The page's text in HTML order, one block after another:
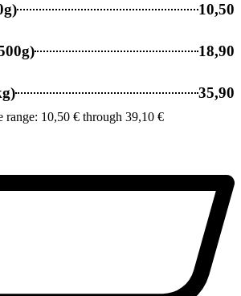
10,50
18,90
35,90
range: 10,50 € through 39,10 €